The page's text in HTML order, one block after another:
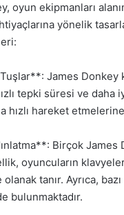
oyun ekipmanları
yönelik
James Donkey
tepki süresi ve
hızlı hareket
Birçok
oyuncuların
tanır. Ayrıca,
bulunmaktadır.